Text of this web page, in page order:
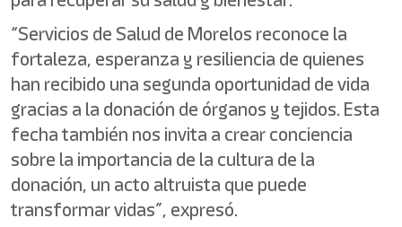
“Servicios de Salud de Morelos reconoce la
fortaleza, esperanza y resiliencia de quienes
han recibido una segunda oportunidad de vida
gracias a la donación de órganos y tejidos. Esta
fecha también nos invita a crear conciencia
sobre la importancia de la cultura de la
donación, un acto altruista que puede
transformar vidas”, expresó.